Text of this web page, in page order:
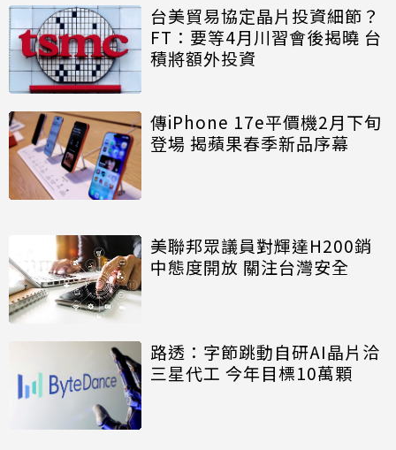
台美貿易協定晶片投資細節？
FT：要等4月川習會後揭曉 台
積將額外投資
傳iPhone 17e平價機2月下旬
登場 揭蘋果春季新品序幕
美聯邦眾議員對輝達H200銷
中態度開放 關注台灣安全
路透：字節跳動自研AI晶片洽
三星代工 今年目標10萬顆